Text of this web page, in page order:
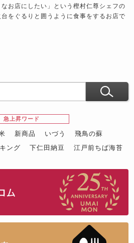
お店にしたい」という樫村仁尊シェフの
をぐるりと囲うように食事をするお店で
急上昇ワード
新商品 いづう
飛鳥の蘇
ング 下仁田納豆
江戸前ちば海苔